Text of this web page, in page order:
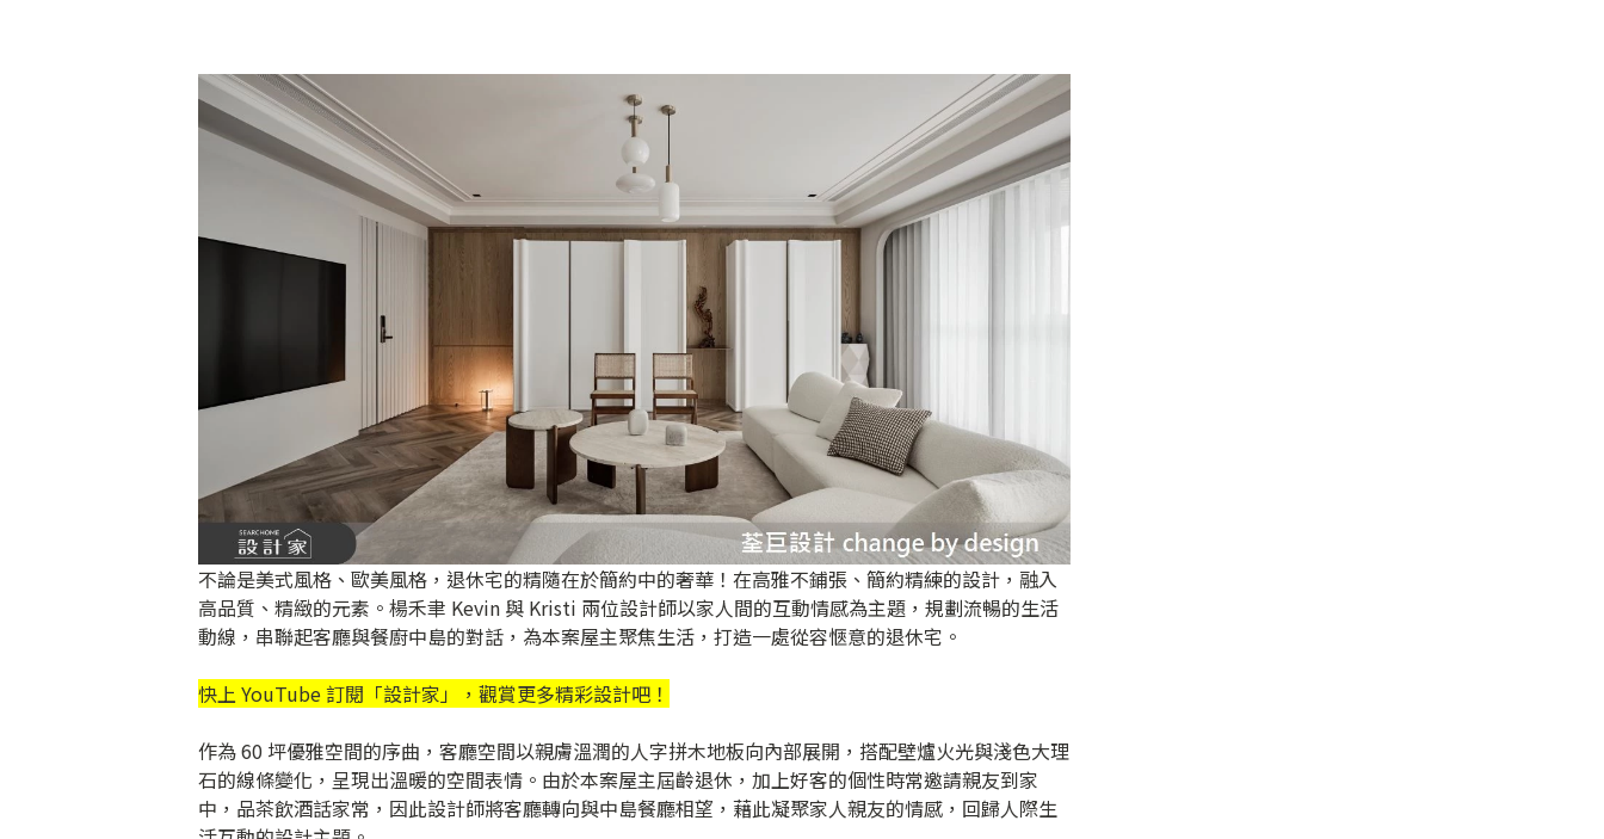
不論是美式風格、歐美風格，退休宅的精隨在於簡約中的奢華！在高雅不鋪張、簡約精練的設計，融入
高品質、精緻的元素。楊禾聿 Kevin 與 Kristi 兩位設計師以家人間的互動情感為主題，規劃流暢的生活
動線，串聯起客廳與餐廚中島的對話，為本案屋主聚焦生活，打造一處從容愜意的退休宅。
快上 YouTube 訂閱「設計家 」，觀賞更多精彩設計吧！
作為 60 坪優雅空間的序曲，客廳空間以親膚溫潤的人字拼木地板向內部展開，搭配壁爐火光與淺色大理
石的線條變化，呈現出溫暖的空間表情。由於本案屋主屆齡退休，加上好客的個性時常邀請親友到家
中，品茶飲酒話家常，因此設計師將客廳轉向與中島餐廳相望，藉此凝聚家人親友的情感，回歸人際生